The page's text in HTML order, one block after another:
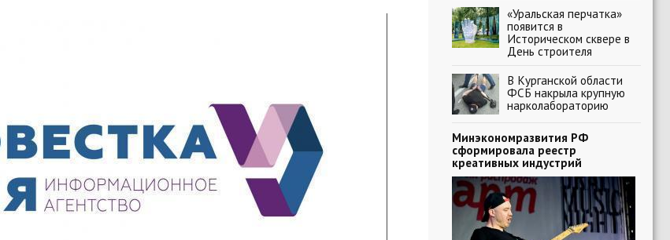
«Уральская перчатка»
появится в
Историческом сквере в
День строителя
В Курганской области
ФСБ накрыла крупную
нарколабораторию
Минэкономразвития РФ
сформировала реестр
креативных индустрий